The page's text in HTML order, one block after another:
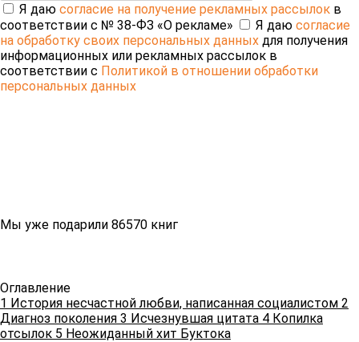
Я даю согласие на получение рекламных рассылок в
соответствии с № 38-ФЗ «О рекламе»
Я даю согласие
на обработку своих персональных данных для получения
информационных или рекламных рассылок в
соответствии с Политикой в отношении обработки
персональных данных
Мы уже подарили 86570 книг
Оглавление
1 История несчастной любви, написанная социалистом 2
Диагноз поколения 3 Исчезнувшая цитата 4 Копилка
отсылок 5 Неожиданный хит Буктока